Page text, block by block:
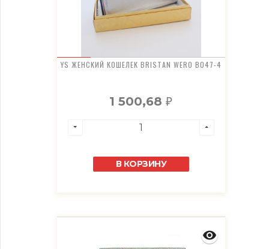
YS ЖЕНСКИЙ КОШЕЛЕК BRISTAN WERO B047-4
1 500,68₽
В КОРЗИНУ